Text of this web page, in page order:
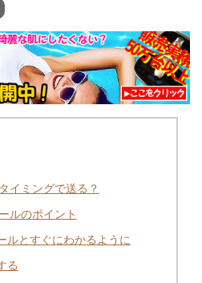
イミングで送る？
ルのポイント
ルとすぐにわかるように
る